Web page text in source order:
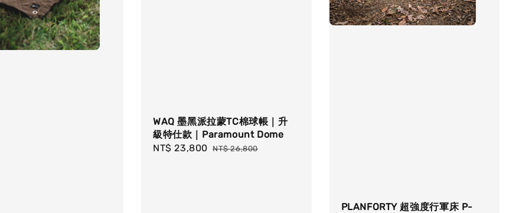
WAQ 墨黑派拉蒙TC棉球帳｜升
級特仕款｜Paramount Dome
Sale
NT$ 23,800 Regular
NT$ 26,800
PLANFORTY 超強度行軍床 P-